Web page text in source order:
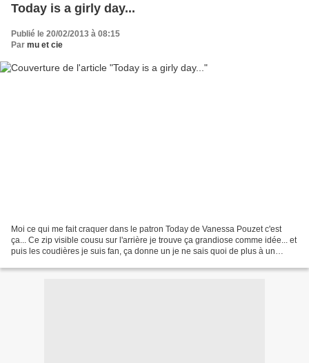
Today is a girly day...
Publié le 20/02/2013 à 08:15
Par mu et cie
Moi ce qui me fait craquer dans le patron Today de Vanessa Pouzet c'est
ça... Ce zip visible cousu sur l'arrière je trouve ça grandiose comme idée... et
puis les coudières je suis fan, ça donne un je ne sais quoi de plus à un